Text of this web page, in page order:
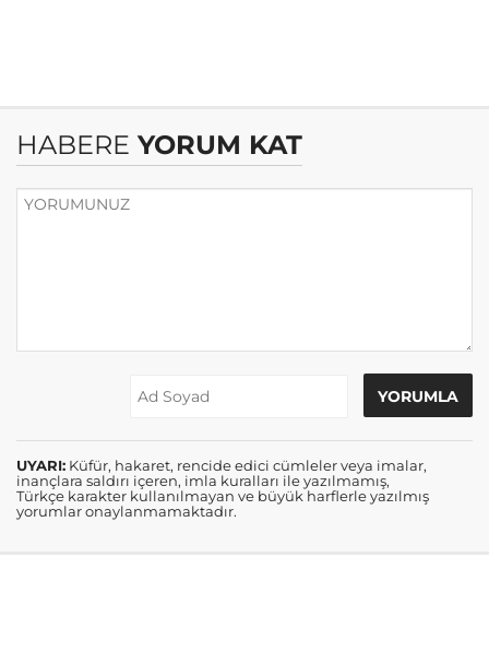
HABERE YORUM KAT
UYARI: Küfür, hakaret, rencide edici cümleler veya imalar,
inançlara saldırı içeren, imla kuralları ile yazılmamış,
Türkçe karakter kullanılmayan ve büyük harflerle yazılmış
yorumlar onaylanmamaktadır.